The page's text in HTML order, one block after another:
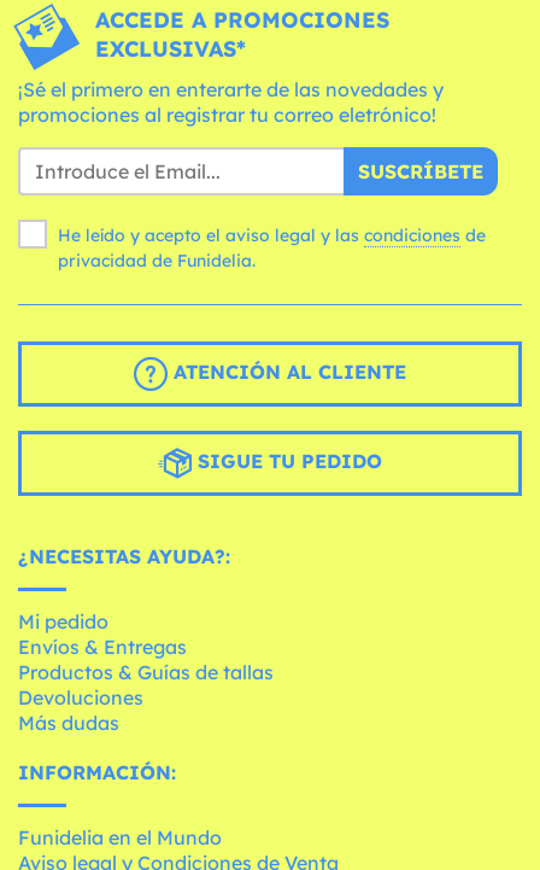
ACCEDE A PROMOCIONES
EXCLUSIVAS*
¡Sé el primero en enterarte de las novedades y
promociones al registrar tu correo eletrónico!
SUSCRÍBETE
He leído y acepto el aviso legal y las condiciones
privacidad de Funidelia.
ATENCIÓN AL CLIENTE
SIGUE TU PEDIDO
¿NECESITAS AYUDA?:
Mi pedido
Envíos & Entregas
Productos & Guías de tallas
Devoluciones
Más dudas
INFORMACIÓN:
Funidelia en el Mundo
Aviso legal y Condiciones de Venta